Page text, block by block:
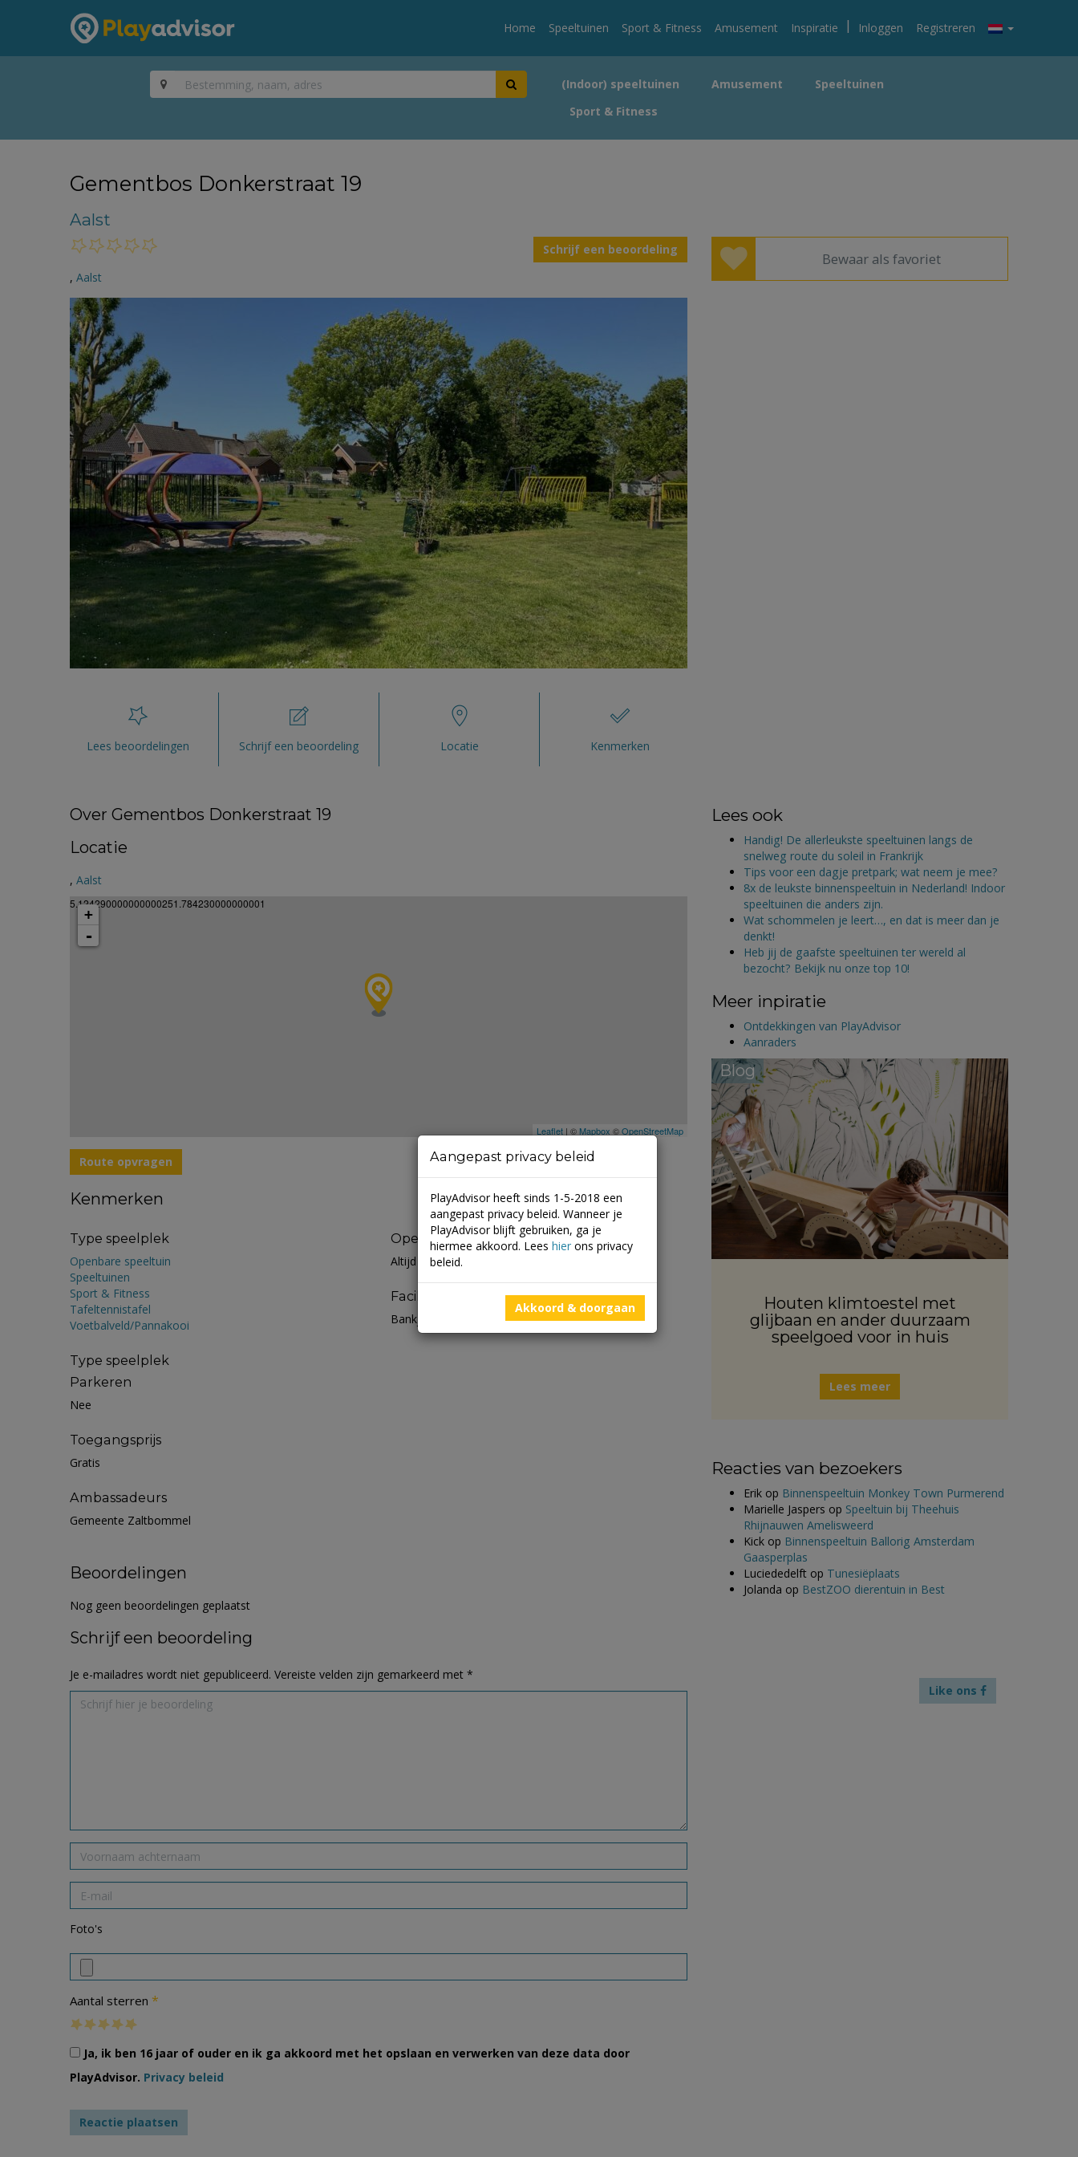
Home Speeltuinen Sport & Fitness Amusement Inspiratie | Inloggen Registreren
(Indoor) speeltuinen Amusement
Speeltuinen
Sport & Fitness
Gementbos Donkerstraat 19
Aalst
Schrijf een beoordeling
, Aalst
Bewaar als favoriet
Lees beoordelingen Schrijf een beoordeling Locatie Kenmerken
Over Gementbos Donkerstraat 19
Locatie
, Aalst
5.124290000000000251.784230000000001
+
-
Leaflet | ©Mapbox ©OpenStreetMap
Route opvragen
Kenmerken
Type speelplek
Openbare speeltuin
Speeltuinen
Sport & Fitness
Tafeltennistafel
Voetbalveld/Pannakooi
Type speelplek
Parkeren
Nee
Toegangsprijs
Gratis
Ambassadeurs
Gemeente Zaltbommel
Openingstijden
Altijd open
Faciliteiten
Bankje
Beoordelingen
Nog geen beoordelingen geplaatst
Schrijf een beoordeling
Je e-mailadres wordt niet gepubliceerd. Vereiste velden zijn gemarkeerd met *
Foto's
Aantal sterren *
Ja, ik ben 16 jaar of ouder en ik ga akkoord met het opslaan en verwerken van deze data door
PlayAdvisor. Privacy beleid
Lees ook
Handig! De allerleukste speeltuinen langs de
snelweg route du soleil in Frankrijk
Tips voor een dagje pretpark; wat neem je mee?
8x de leukste binnenspeeltuin in Nederland! Indoor
speeltuinen die anders zijn.
Wat schommelen je leert…, en dat is meer dan je
denkt!
Heb jij de gaafste speeltuinen ter wereld al
bezocht? Bekijk nu onze top 10!
Meer inpiratie
Ontdekkingen van PlayAdvisor
Aanraders
Blog
Houten klimtoestel met
glijbaan en ander duurzaam
speelgoed voor in huis
Lees meer
Reacties van bezoekers
Erik op Binnenspeeltuin Monkey Town Purmerend
Marielle Jaspers op Speeltuin bij Theehuis
Rhijnauwen Amelisweerd
Kick op Binnenspeeltuin Ballorig Amsterdam
Gaasperplas
Luciededelft op Tunesiëplaats
Jolanda op BestZOO dierentuin in Best
Like ons
Aangepast privacy beleid
PlayAdvisor heeft sinds 1-5-2018 een
aangepast privacy beleid. Wanneer je
PlayAdvisor blijft gebruiken, ga je
hiermee akkoord. Lees hier ons privacy
beleid.
Akkoord & doorgaan